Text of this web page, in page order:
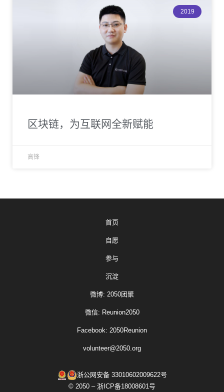
2019
区块链，为互联网全新赋能
高锋
首页
自愿
参与
沉淀
微博: 2050团聚
微信: Reunion2050
Facebook: 2050Reunion
volunteer@2050.org
浙公网安备 33010602009622号
© 2050 – 浙ICP备18008601号